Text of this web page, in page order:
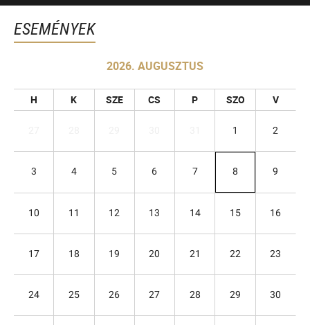
ESEMÉNYEK
2026. AUGUSZTUS
H K SZE CS P SZO V
1 2
3 4 5 6 7 8 9
10 11 12 13 14 15 16
17 18 19 20 21 22 23
24 25 26 27 28 29 30